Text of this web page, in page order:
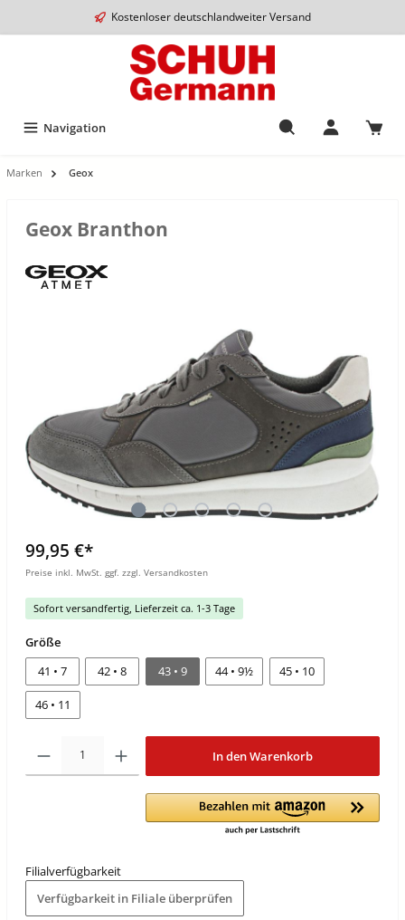
Kostenloser deutschlandweiter Versand
Navigation
Marken Geox
Geox Branthon
99,95 €*
Preise inkl. MwSt. ggf. zzgl. Versandkosten
Sofort versandfertig, Lieferzeit ca. 1-3 Tage
Größe
41 • 7
42 • 8 43 • 9 44 • 9½ 45 • 10
46 • 11
In den Warenkorb
Filialverfügbarkeit
Verfügbarkeit in Filiale überprüfen